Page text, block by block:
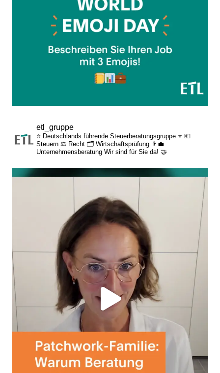
etl_gruppe
⭐ Deutschlands führende Steuerberatungsgruppe ⭐ 💶
Steuern ⚖️ Recht 🗂️ Wirtschaftsprüfung 👨‍💼
Unternehmensberatung Wir sind für Sie da! 🤝